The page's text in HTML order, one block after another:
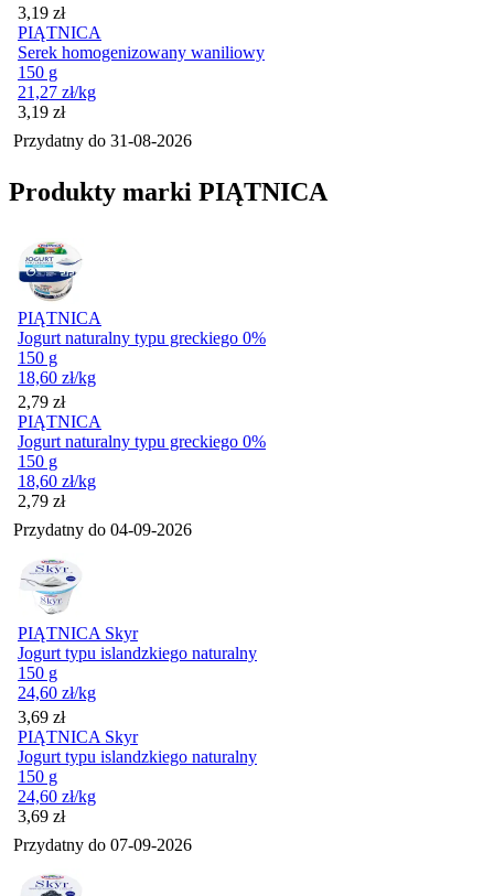
Cena
3,19 zł
PIĄTNICA
Serek homogenizowany waniliowy
150 g
21,27 zł/kg
Cena
3,19 zł
Przydatny do 31-08-2026
Produkty marki PIĄTNICA
PIĄTNICA
Jogurt naturalny typu greckiego 0%
150 g
18,60 zł/kg
Cena
2,79 zł
PIĄTNICA
Jogurt naturalny typu greckiego 0%
150 g
18,60 zł/kg
Cena
2,79 zł
Przydatny do 04-09-2026
PIĄTNICA Skyr
Jogurt typu islandzkiego naturalny
150 g
24,60 zł/kg
Cena
3,69 zł
PIĄTNICA Skyr
Jogurt typu islandzkiego naturalny
150 g
24,60 zł/kg
Cena
3,69 zł
Przydatny do 07-09-2026